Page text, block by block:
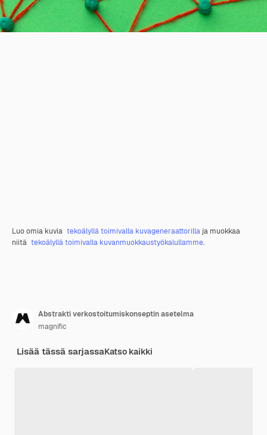
Luo omia kuvia tekoälyllä toimivalla kuvageneraattorilla ja muokkaa
niitä tekoälyllä toimivalla kuvanmuokkaustyökalullamme.
Abstrakti verkostoitumiskonseptin asetelma
magnific
Lisää tässä sarjassaKatso kaikki